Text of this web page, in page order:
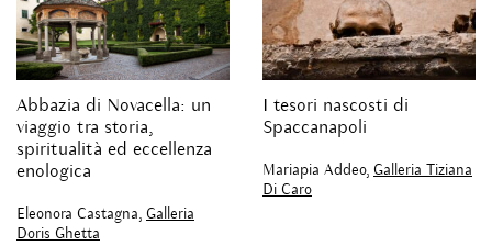
Abbazia di Novacella: un
viaggio tra storia,
spiritualità ed eccellenza
enologica
Eleonora Castagna, Galleria
Doris Ghetta
I tesori nascosti di
Spaccanapoli
Mariapia Addeo, Galleria Tiziana
Di Caro